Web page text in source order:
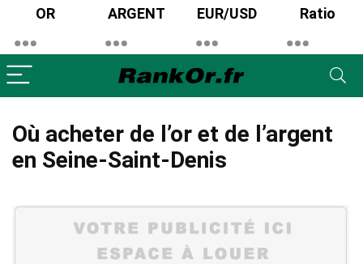
OR ARGENT EUR/USD Ratio
Où acheter de l’or et de l’argent
en Seine-Saint-Denis